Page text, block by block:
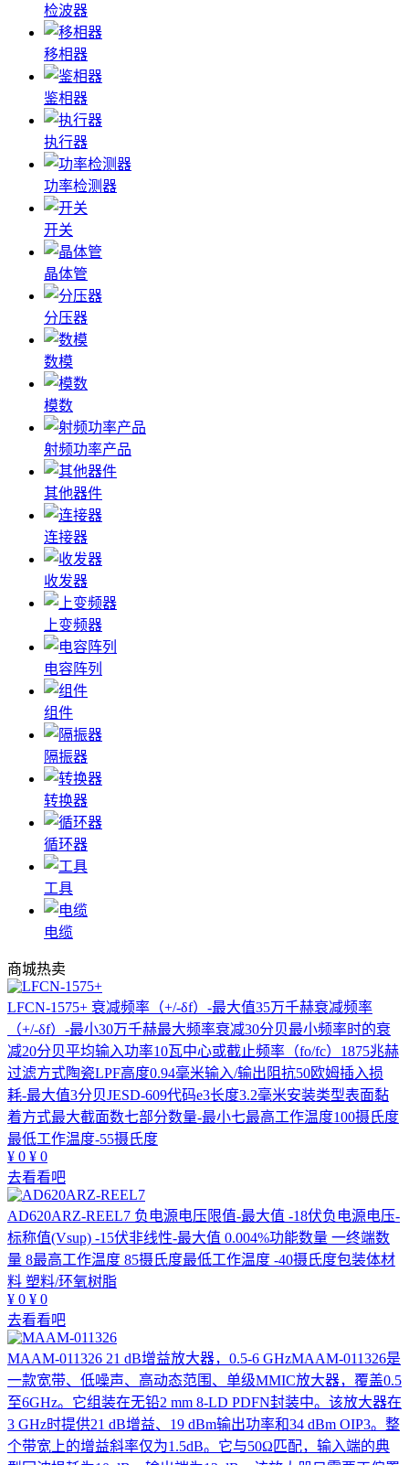
检波器
移相器
鉴相器
执行器
功率检测器
开关
晶体管
分压器
数模
模数
射频功率产品
其他器件
连接器
收发器
上变频器
电容阵列
组件
隔振器
转换器
循环器
工具
电缆
商城热卖
LFCN-1575+ 衰减频率（+/-δf）-最大值35万千赫衰减频率
（+/-δf）-最小30万千赫最大频率衰减30分贝最小频率时的衰
减20分贝平均输入功率10瓦中心或截止频率（fo/fc）1875兆赫
过滤方式陶瓷LPF高度0.94毫米输入/输出阻抗50欧姆插入损
耗-最大值3分贝JESD-609代码e3长度3.2毫米安装类型表面黏
着方式最大截面数七部分数量-最小七最高工作温度100摄氏度
最低工作温度-55摄氏度
¥ 0 ¥ 0
去看看吧
AD620ARZ-REEL7 负电源电压限值-最大值 -18伏负电源电压-
标称值(Vsup) -15伏非线性-最大值 0.004%功能数量 一终端数
量 8最高工作温度 85摄氏度最低工作温度 -40摄氏度包装体材
料 塑料/环氧树脂
¥ 0 ¥ 0
去看看吧
MAAM-011326 21 dB增益放大器，0.5-6 GHzMAAM-011326是
一款宽带、低噪声、高动态范围、单级MMIC放大器，覆盖0.5
至6GHz。它组装在无铅2 mm 8-LD PDFN封装中。该放大器在
3 GHz时提供21 dB增益、19 dBm输出功率和34 dBm OIP3。整
个带宽上的增益斜率仅为1.5dB。它与50Ω匹配，输入端的典